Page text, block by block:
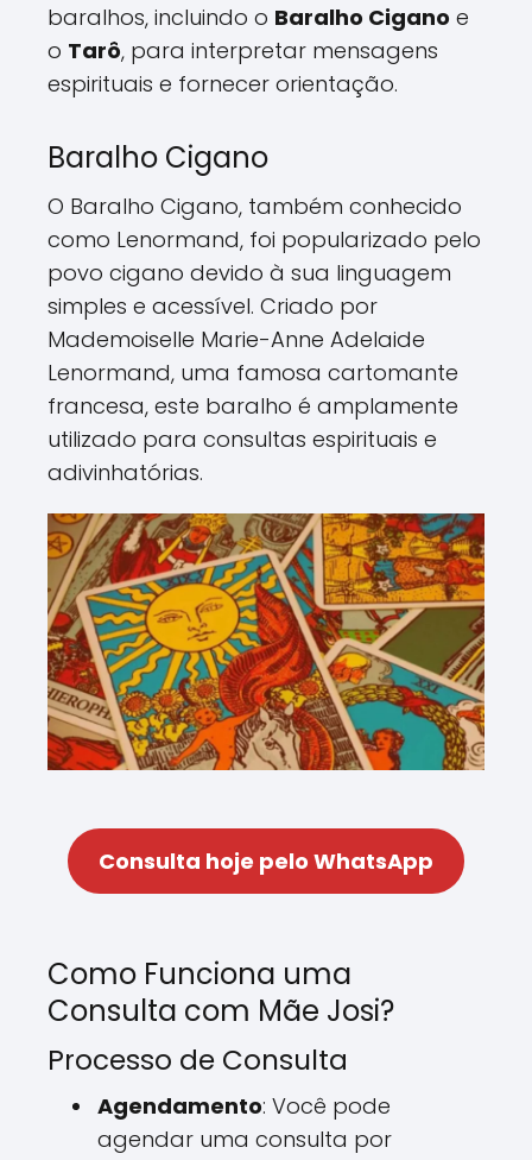
baralhos, incluindo o Baralho Cigano e
o Tarô, para interpretar mensagens
espirituais e fornecer orientação.
Baralho Cigano
O Baralho Cigano, também conhecido
como Lenormand, foi popularizado pelo
povo cigano devido à sua linguagem
simples e acessível. Criado por
Mademoiselle Marie-Anne Adelaide
Lenormand, uma famosa cartomante
francesa, este baralho é amplamente
utilizado para consultas espirituais e
adivinhatórias.
Consulta hoje pelo WhatsApp
Como Funciona uma
Consulta com Mãe Josi?
Processo de Consulta
Agendamento: Você pode
agendar uma consulta por